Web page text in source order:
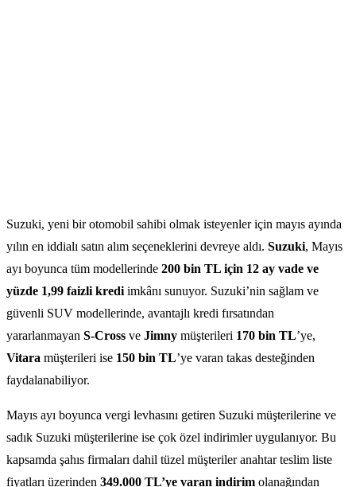
Suzuki, yeni bir otomobil sahibi olmak isteyenler için mayıs ayında
yılın en iddialı satın alım seçeneklerini devreye aldı. Suzuki, Mayıs
ayı boyunca tüm modellerinde 200 bin TL için 12 ay vade ve
yüzde 1,99 faizli kredi imkânı sunuyor. Suzuki’nin sağlam ve
güvenli SUV modellerinde, avantajlı kredi fırsatından
yararlanmayan S-Cross ve Jimny müşterileri 170 bin TL’ye,
Vitara müşterileri ise 150 bin TL’ye varan takas desteğinden
faydalanabiliyor.
Mayıs ayı boyunca vergi levhasını getiren Suzuki müşterilerine ve
sadık Suzuki müşterilerine ise çok özel indirimler uygulanıyor. Bu
kapsamda şahıs firmaları dahil tüzel müşteriler anahtar teslim liste
fiyatları üzerinden 349.000 TL’ye varan indirim olanağından